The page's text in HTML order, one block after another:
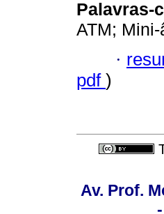
Palavras-
ATM;
·
pdf )
Av. Prof.